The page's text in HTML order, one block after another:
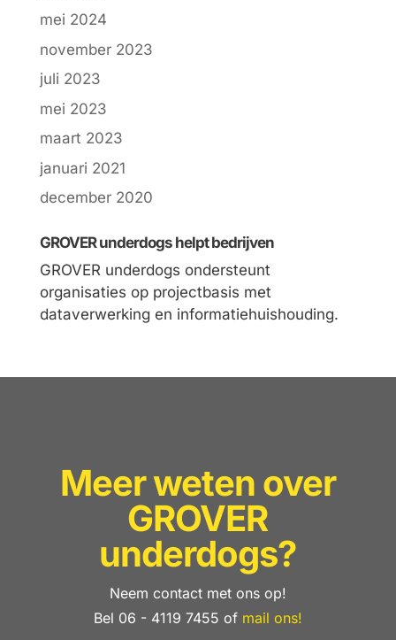
mei 2024
november 2023
juli 2023
mei 2023
maart 2023
januari 2021
december 2020
GROVER underdogs helpt bedrijven
GROVER underdogs ondersteunt
organisaties op projectbasis met
dataverwerking en informatiehuishouding.
Meer weten over
GROVER
underdogs?
Neem contact met ons op!
Bel 06 - 4119 7455 of mail ons!